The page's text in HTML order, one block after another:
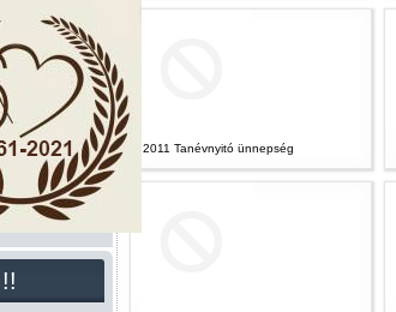
2011 Tanévnyitó ünnepség